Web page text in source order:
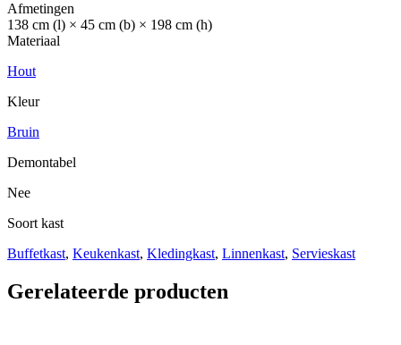
Afmetingen
138 cm (l) × 45 cm (b) × 198 cm (h)
Materiaal
Hout
Kleur
Bruin
Demontabel
Nee
Soort kast
Buffetkast, Keukenkast, Kledingkast, Linnenkast, Servieskast
Gerelateerde producten